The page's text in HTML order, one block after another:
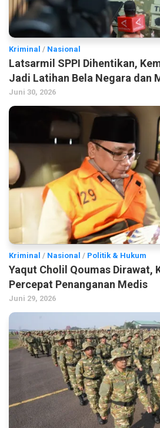
Kriminal / Nasional
Latsarmil SPPI Dihentikan,
Jadi Latihan Bela Negara dan
Juni 30, 2026
Kriminal / Nasional / Politik & Hukum
Yaqut Cholil Qoumas Dirawat,
Percepat Penanganan Medis
Juni 29, 2026